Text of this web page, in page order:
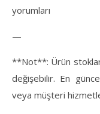
yorumları
—
**Not**: Ürün
değişebilir. En
veya müşteri